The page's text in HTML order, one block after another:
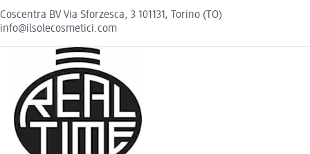
Coscentra BV Via Sforzesca, 3 101131, Torino (TO)
info@ilsolecosmetici.com